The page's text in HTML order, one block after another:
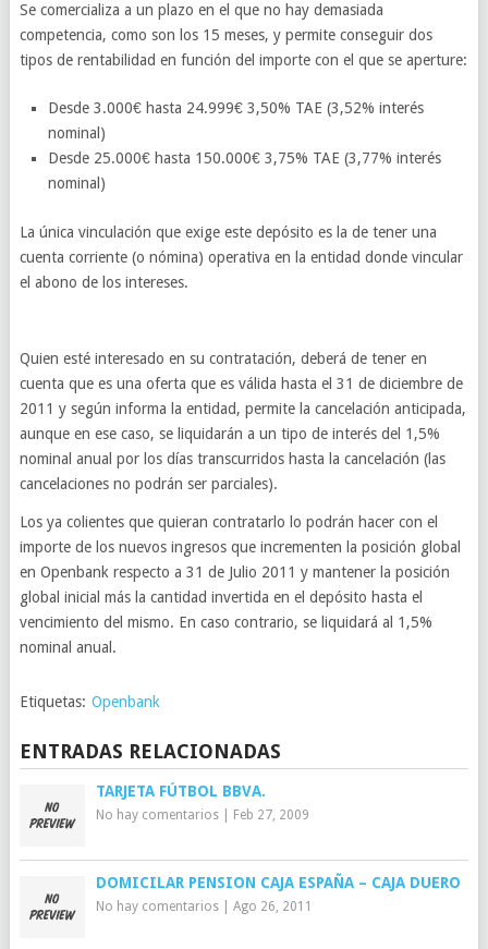
Se comercializa a un plazo en el que no hay demasiada
competencia, como son los 15 meses, y permite conseguir dos
tipos de rentabilidad en función del importe con el que se aperture:
Desde 3.000€ hasta 24.999€ 3,50% TAE (3,52% interés
nominal)
Desde 25.000€ hasta 150.000€ 3,75% TAE (3,77% interés
nominal)
La única vinculación que exige este depósito es la de tener una
cuenta corriente (o nómina) operativa en la entidad donde vincular
el abono de los intereses.
Quien esté interesado en su contratación, deberá de tener en
cuenta que es una oferta que es válida hasta el 31 de diciembre de
2011 y según informa la entidad, permite la cancelación anticipada,
aunque en ese caso, se liquidarán a un tipo de interés del 1,5%
nominal anual por los días transcurridos hasta la cancelación (las
cancelaciones no podrán ser parciales).
Los ya colientes que quieran contratarlo lo podrán hacer con el
importe de los nuevos ingresos que incrementen la posición global
en Openbank respecto a 31 de Julio 2011 y mantener la posición
global inicial más la cantidad invertida en el depósito hasta el
vencimiento del mismo. En caso contrario, se liquidará al 1,5%
nominal anual.
Etiquetas: Openbank
ENTRADAS RELACIONADAS
TARJETA FÚTBOL BBVA.
No hay comentarios| Feb 27, 2009
DOMICILAR PENSION CAJA ESPAÑA – CAJA DUERO
No hay comentarios| Ago 26, 2011